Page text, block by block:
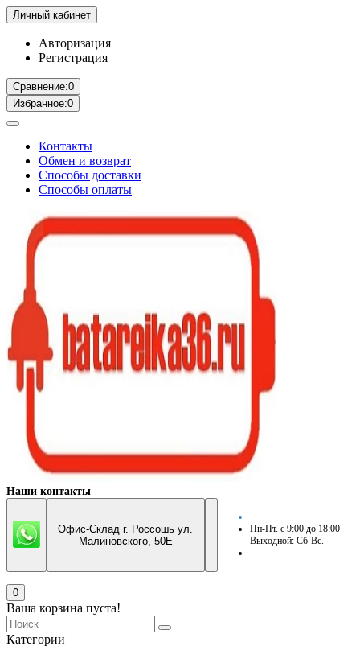
Личный кабинет
Авторизация
Регистрация
Сравнение:0
Избранное:0
Контакты
Обмен и возврат
Способы доставки
Способы оплаты
Наши контакты
Офис-Склад г. Россошь ул.
Малиновского, 50Е
Пн-Пт. с 9:00 до 18:00
Выходной: Сб-Вс.
0
Ваша корзина пуста!
Категории